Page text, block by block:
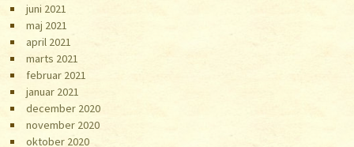
juni 2021
maj 2021
april 2021
marts 2021
februar 2021
januar 2021
december 2020
november 2020
oktober 2020